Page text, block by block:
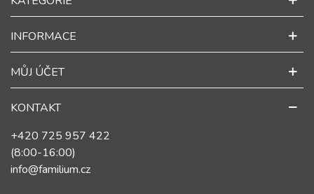
INFORMACE
MŮJ ÚČET
KONTAKT
+420 725 957 422
(8:00-16:00)
info@familium.cz